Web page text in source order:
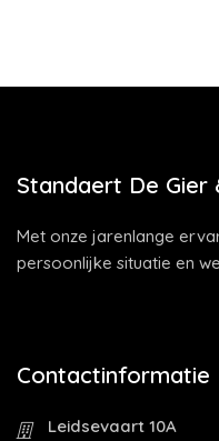
Standaert De Gier
Met onze jarenlange
persoonlijke situatie en
Contactinformatie
Leidsevaart 10A